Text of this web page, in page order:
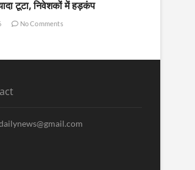
टूटा, निवेशकों में हड़कंप
No Comments